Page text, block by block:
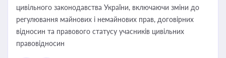
цивільного законодавства України, включаючи зміни до
регулювання майнових і немайнових прав, договірних
відносин та правового статусу учасників цивільних
правовідносин